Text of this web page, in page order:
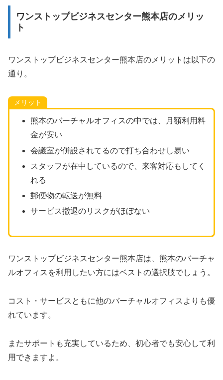
ワンストップビジネスセンター熊本店のメリッ
ト
ワンストップビジネスセンター熊本店のメリットは以下の
通り。
メリット
熊本のバーチャルオフィスの中では、月額利用料
金が安い
会議室が併設されてるので打ち合わせし易い
スタッフが在中しているので、来客対応もしてく
れる
郵便物の転送が無料
サービス撤退のリスクがほぼない
ワンストップビジネスセンター熊本店は、熊本のバーチャ
ルオフィスを利用したい方にはベストの選択肢でしょう。
コスト・サービスともに他のバーチャルオフィスよりも優
れています。
またサポートも充実しているため、初心者でも安心して利
用できますよ。